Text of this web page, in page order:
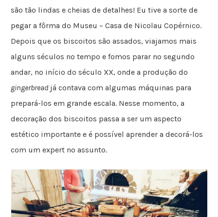
são tão lindas e cheias de detalhes! Eu tive a sorte de
pegar a fôrma do Museu – Casa de Nicolau Copérnico.
Depois que os biscoitos são assados, viajamos mais
alguns séculos no tempo e fomos parar no segundo
andar, no início do século XX, onde a produção do
gingerbread já contava com algumas máquinas para
prepará-los em grande escala. Nesse momento, a
decoração dos biscoitos passa a ser um aspecto
estético importante e é possível aprender a decorá-los
com um expert no assunto.